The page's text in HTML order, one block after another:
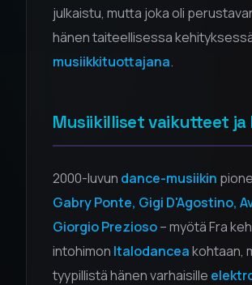
julkaistu, mutta joka oli
hänen taiteellisessa
musiikkituottajana.
Musiikilliset vaikutteet ja
2000-luvun dance-musiikin
Gabry Ponte, Gigi D'Agostino,
Giorgio Prezioso– myötä Fra
intohimon Italodanceakohtaan,
tyypillistä hänen varhaisille